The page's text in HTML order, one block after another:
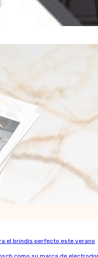
el brindis perfecto este verano